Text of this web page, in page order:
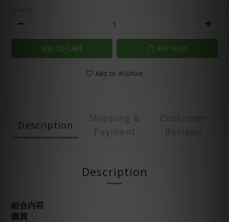
ADD TO CART BUY NOW
Add to Wishlist
Description
Shipping &
Payment
Customer
Reviews
Description
組合內容
購買